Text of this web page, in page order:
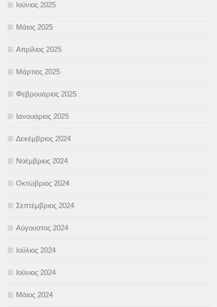
Ιούνιος 2025
Μάιος 2025
Απρίλιος 2025
Μάρτιος 2025
Φεβρουάριος 2025
Ιανουάριος 2025
Δεκέμβριος 2024
Νοέμβριος 2024
Οκτώβριος 2024
Σεπτέμβριος 2024
Αύγουστος 2024
Ιούλιος 2024
Ιούνιος 2024
Μάιος 2024